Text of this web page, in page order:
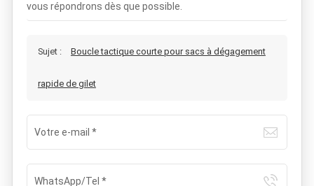
vous répondrons dès que possible.
Sujet : Boucle tactique courte pour sacs à dégagement
rapide de gilet